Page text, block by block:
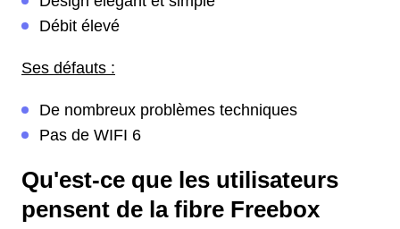
Débit élevé
Ses défauts :
De nombreux problèmes techniques
Pas de WIFI 6
Qu'est-ce que les utilisateurs
pensent de la fibre Freebox